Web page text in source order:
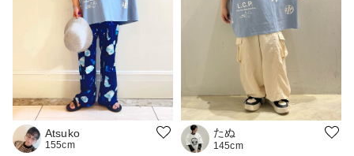
Atsuko
155cm
たぬ
145cm